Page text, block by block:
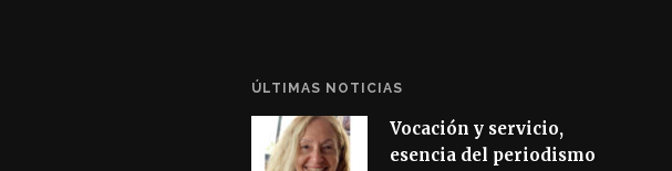
ÚLTIMAS NOTICIAS
Vocación y servicio,
esencia del periodismo